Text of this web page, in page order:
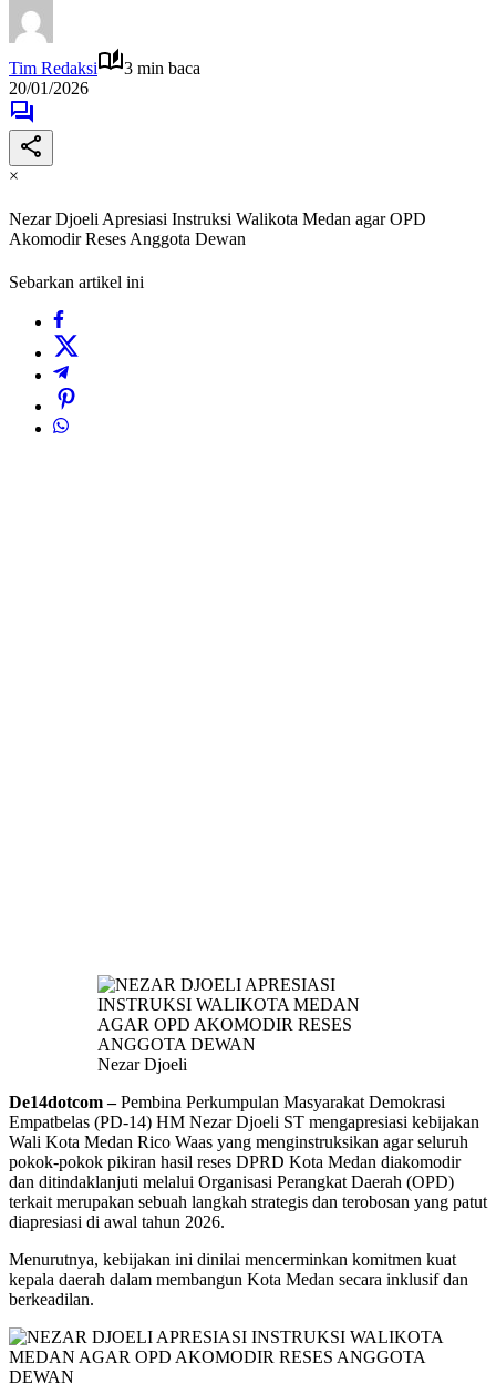
Tim Redaksi
3 min baca
20/01/2026
×
Nezar Djoeli Apresiasi Instruksi Walikota Medan agar OPD
Akomodir Reses Anggota Dewan
Sebarkan artikel ini
Nezar Djoeli
De14dotcom –Pembina Perkumpulan Masyarakat Demokrasi
Empatbelas (PD-14) HM Nezar Djoeli ST mengapresiasi kebijakan
Wali Kota Medan Rico Waas yang menginstruksikan agar seluruh
pokok-pokok pikiran hasil reses DPRD Kota Medan diakomodir
dan ditindaklanjuti melalui Organisasi Perangkat Daerah (OPD)
terkait merupakan sebuah langkah strategis dan terobosan yang patut
diapresiasi di awal tahun 2026.
Menurutnya, kebijakan ini dinilai mencerminkan komitmen kuat
kepala daerah dalam membangun Kota Medan secara inklusif dan
berkeadilan.